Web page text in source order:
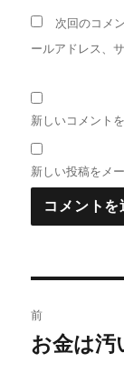
次回のコメ
ールアドレス、
新しいコメント
新しい投稿をメ
稿
前
前
お金は汚